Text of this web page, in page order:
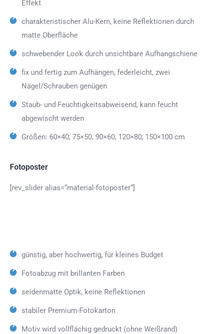
Effekt
charakteristischer Alu-Kern, keine Reflektionen durch
matte Oberfläche
schwebender Look durch unsichtbare Aufhangschiene
fix und fertig zum Aufhängen, federleicht, zwei
Nägel/Schrauben genügen
Staub- und Feuchtigkeitsabweisend, kann feucht
abgewischt werden
Größen: 60×40, 75×50, 90×60, 120×80, 150×100 cm
Fotoposter
[rev_slider alias=“material-fotoposter“]
günstig, aber hochwertig, für kleines Budget
Fotoabzug mit brillanten Farben
seidenmatte Optik, keine Reflektionen
stabiler Premium-Fotokarton
Motiv wird vollflächig gedruckt (ohne Weißrand)